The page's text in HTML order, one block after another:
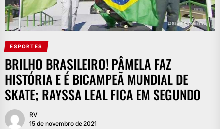
ESPORTES
BRILHO BRASILEIRO! PÂMELA FAZ
HISTÓRIA E É BICAMPEÃ MUNDIAL DE
SKATE; RAYSSA LEAL FICA EM SEGUNDO
RV
15 de novembro de 2021